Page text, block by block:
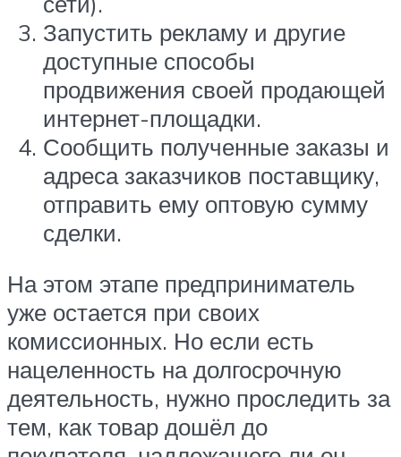
Запустить рекламу и другие
доступные способы
продвижения своей продающей
интернет-площадки.
Сообщить полученные заказы и
адреса заказчиков поставщику,
отправить ему оптовую сумму
сделки.
На этом этапе предприниматель
уже остается при своих
комиссионных. Но если есть
нацеленность на долгосрочную
деятельность, нужно проследить за
тем, как товар дошёл до